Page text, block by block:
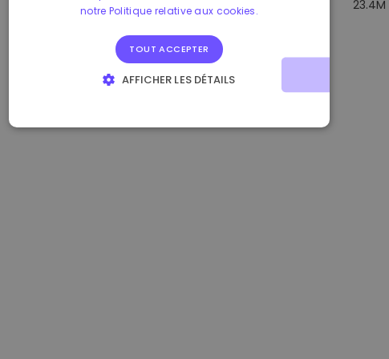
1.160000 € -4.10%
notre Politique relative aux cookies.
TOUT ACCEPTER
AFFICHER LES DÉTAILS